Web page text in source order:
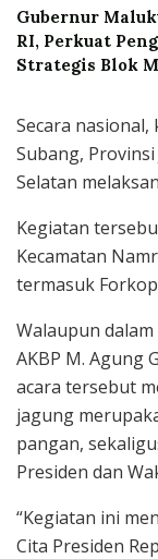
Gubernur
RI, Perkuat
Strategis Blok
Secara
Subang,
Selatan
Kegiatan
Kecamatan
termasuk
Walaupun
AKBP M. Agung
acara tersebut
jagung
pangan,
Presiden dan
“Kegiatan ini
Cita Presiden